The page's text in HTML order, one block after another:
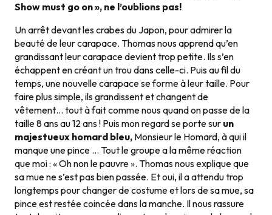
Show must go on », ne l’oublions pas!
Un arrêt devant les crabes du Japon, pour admirer la
beauté de leur carapace. Thomas nous apprend qu’en
grandissant leur carapace devient trop petite. Ils s’en
échappent en créant un trou dans celle-ci. Puis au fil du
temps, une nouvelle carapace se forme à leur taille. Pour
faire plus simple, ils grandissent et changent de
vêtement… tout à fait comme nous quand on passe de la
taille 8 ans au 12 ans ! Puis mon regard se porte sur un
majestueux homard bleu, Monsieur le Homard, à qui il
manque une pince … Tout le groupe a la même réaction
que moi : « Oh non le pauvre ». Thomas nous explique que
sa mue ne s’est pas bien passée. Et oui, il a attendu trop
longtemps pour changer de costume et lors de sa mue, sa
pince est restée coincée dans la manche. Il nous rassure